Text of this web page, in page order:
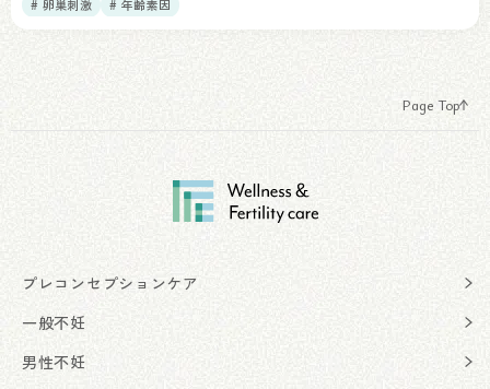
# 卵巣刺激 # 年齢素因
Page Top
プレコンセプションケア
一般不妊
男性不妊